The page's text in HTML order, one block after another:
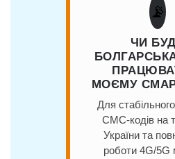
📡
ЧИ
МОЄМУ
Для
СМС-кодів на
України та
роботи 4G/5G